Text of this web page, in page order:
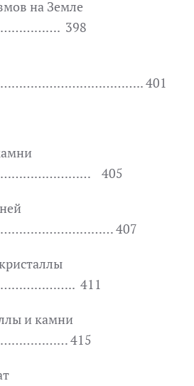
на Земле
398
401
405
407
411
и камни
415